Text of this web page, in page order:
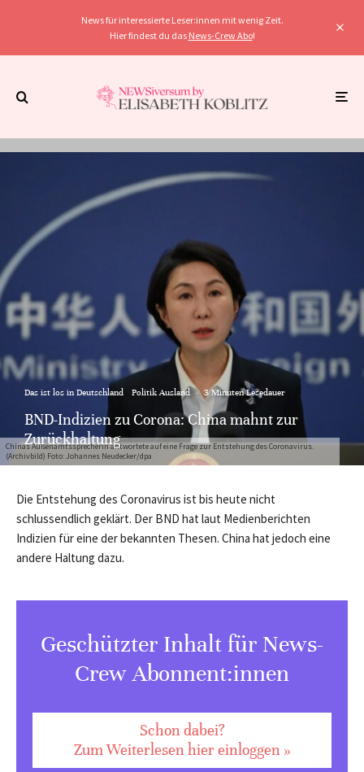
News für interessierte Leser:innen mit wenig Zeit.
Hier findest du das News-Crew Abo!
Chinas Außenamtssprecherin antwortete auf eine Frage zur Entstehung des Coronavirus.
(Archivbild) Foto: Johannes Neudecker/dpa
Das ist los in Deutschland Politik Ausland · 3 Minuten Lesedauer
BND-Indizien zu Corona: China mahnt zur
Zurückhaltung
Die Entstehung des Coronavirus ist bis heute nicht
schlussendlich geklärt. Der BND hat laut Medienberichten
Indizien für eine der bekannten Thesen. China hat jedoch eine
andere Haltung dazu.
Geschützter Inhalt für News-
Crew Abonnent:innen
Schon dabei?
Zum Weiterlesen hier einloggen »